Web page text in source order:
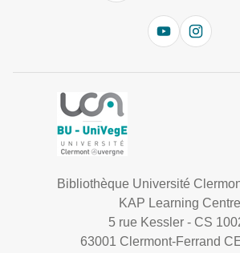
Bibliothèque Université
KAP Learning Centre
5 rue Kessler - CS
63001 Clermont-Ferrand